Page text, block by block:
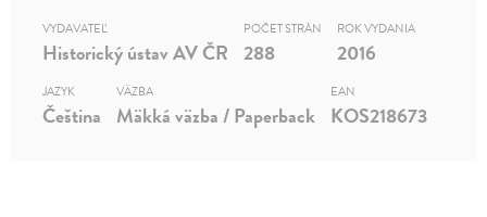
VYDAVATEĽ
Historický ústav AV ČR
POČET STRÁN
288
ROK VYDANIA
2016
JAZYK
Čeština
VÄZBA
Mäkká väzba / Paperback
EAN
KOS218673